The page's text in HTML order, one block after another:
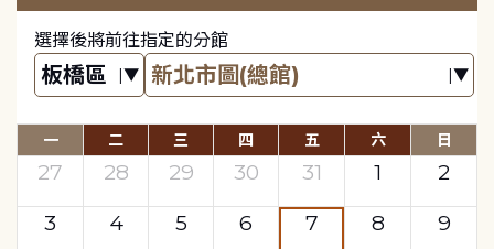
選擇後將前往指定的分館
一 二 三 四 五 六 日
27 28 29 30 31 1
2
3
4 5 6 7 8
9